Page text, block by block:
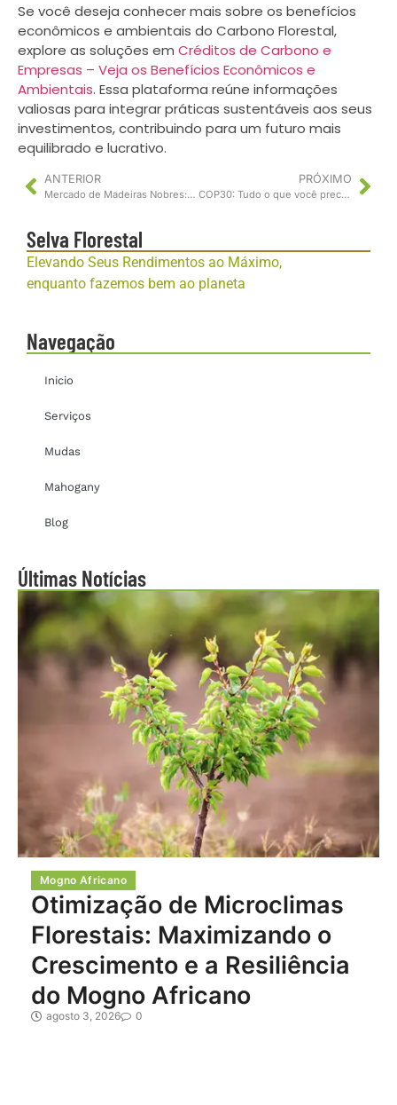
Se você deseja conhecer mais sobre os benefícios
econômicos e ambientais do Carbono Florestal,
explore as soluções em Créditos de Carbono e
Empresas – Veja os Benefícios Econômicos e
Ambientais. Essa plataforma reúne informações
valiosas para integrar práticas sustentáveis aos seus
investimentos, contribuindo para um futuro mais
equilibrado e lucrativo.
ANTERIOR
Mercado de Madeiras Nobres: Tendências 2025-2030
PRÓXIMO
COP30: Tudo o que você precisa saber sobre o evento. Confira!
Selva Florestal
Elevando Seus Rendimentos ao Máximo,
enquanto fazemos bem ao planeta
Navegação
Inicio
Serviços
Mudas
Mahogany
Blog
Últimas Notícias
Mogno Africano
Otimização de Microclimas
Florestais: Maximizando o
Crescimento e a Resiliência
do Mogno Africano
agosto 3, 2026 0